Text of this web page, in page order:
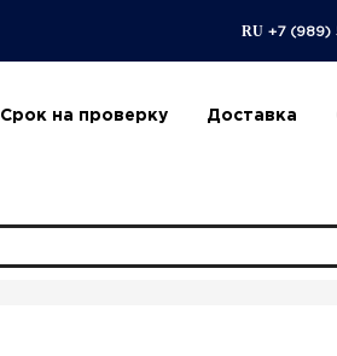
RU +7 (989)
Срок на проверку Доставка